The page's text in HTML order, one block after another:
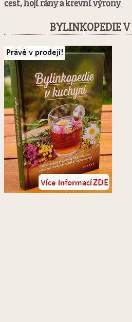
cest, hojí rány a krevní výrony
BYLINKOPEDIE